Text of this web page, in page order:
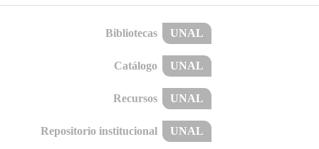
Bibliotecas UNAL
Catálogo UNAL
Recursos UNAL
Repositorio institucional UNAL